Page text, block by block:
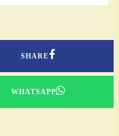
SHARE
WHATSAPP